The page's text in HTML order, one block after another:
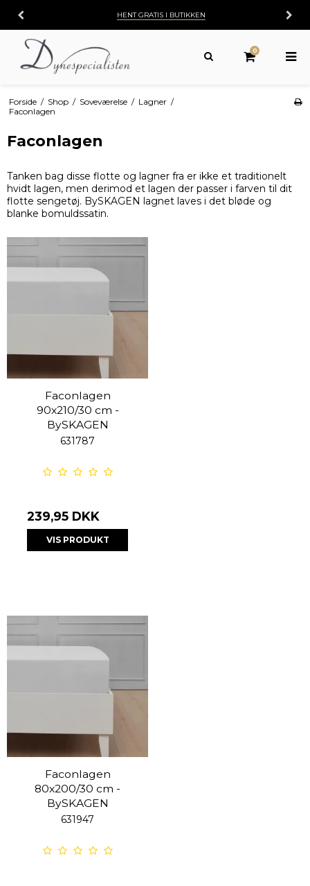
30 DAGESFORTRYDELSESRET
0
Forside / Shop / Soveværelse / Lagner /
Faconlagen
Faconlagen
Tanken bag disse flotte og lagner fra er ikke et traditionelt
hvidt lagen, men derimod et lagen der passer i farven til dit
flotte sengetøj. BySKAGEN lagnet laves i det bløde og
blanke bomuldssatin.
Faconlagen
90x210/30 cm -
BySKAGEN
631787
239,95 DKK
VIS PRODUKT
Faconlagen
80x200/30 cm -
BySKAGEN
631947